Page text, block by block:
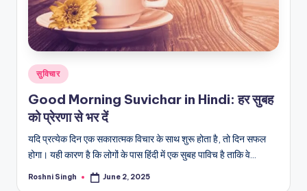
Posted
in
सुविचार
Good Morning Suvichar in Hindi: हर सुबह
को प्रेरणा से भर दें
यदि प्रत्येक दिन एक सकारात्मक विचार के साथ शुरू होता है, तो दिन सफल
होगा। यही कारण है कि लोगों के पास हिंदी में एक सुबह पाविच है ताकि वे…
Posted
Roshni Singh June 2, 2025